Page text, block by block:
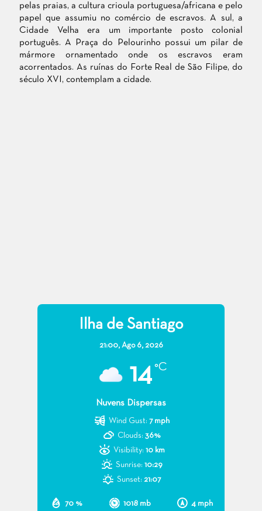
pelas praias, a cultura crioula portuguesa/africana e pelo
papel que assumiu no comércio de escravos. A sul, a
Cidade Velha era um importante posto colonial
português. A Praça do Pelourinho possui um pilar de
mármore ornamentado onde os escravos eram
acorrentados. As ruínas do Forte Real de São Filipe, do
século XVI, contemplam a cidade.
Ilha de Santiago
21:00, Ago 6, 2026
14 °C
Nuvens Dispersas
70 % 1018 mb 4 mph
Wind Gust: 7 mph
Clouds: 36%
Visibility: 10 km
Sunrise: 10:29
Sunset: 21:07